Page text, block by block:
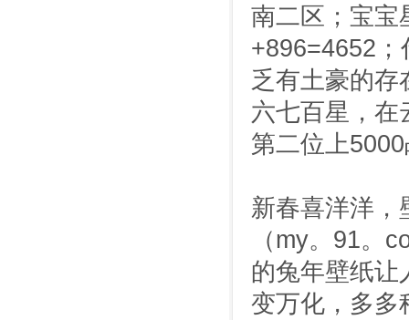
南二区；宝宝
+896=4652
乏有土豪的存
六七百星，在
第二位上
新春喜洋洋，
（my。91。
的兔年壁纸让
变万化，多多